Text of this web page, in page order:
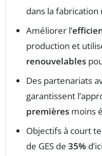
dans la
Améliorer l’
production et
renouvelables
Des partenariats
garantissent
premières moins
Objectifs à court
de GES de 35% d’ici